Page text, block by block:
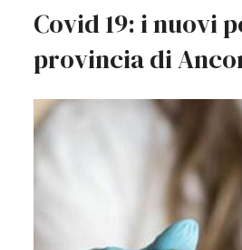
Covid 19: i nuovi
provincia di